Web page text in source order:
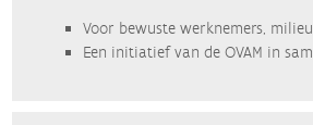
Voor bewuste werknemers,
Een initiatief van de OVAM in